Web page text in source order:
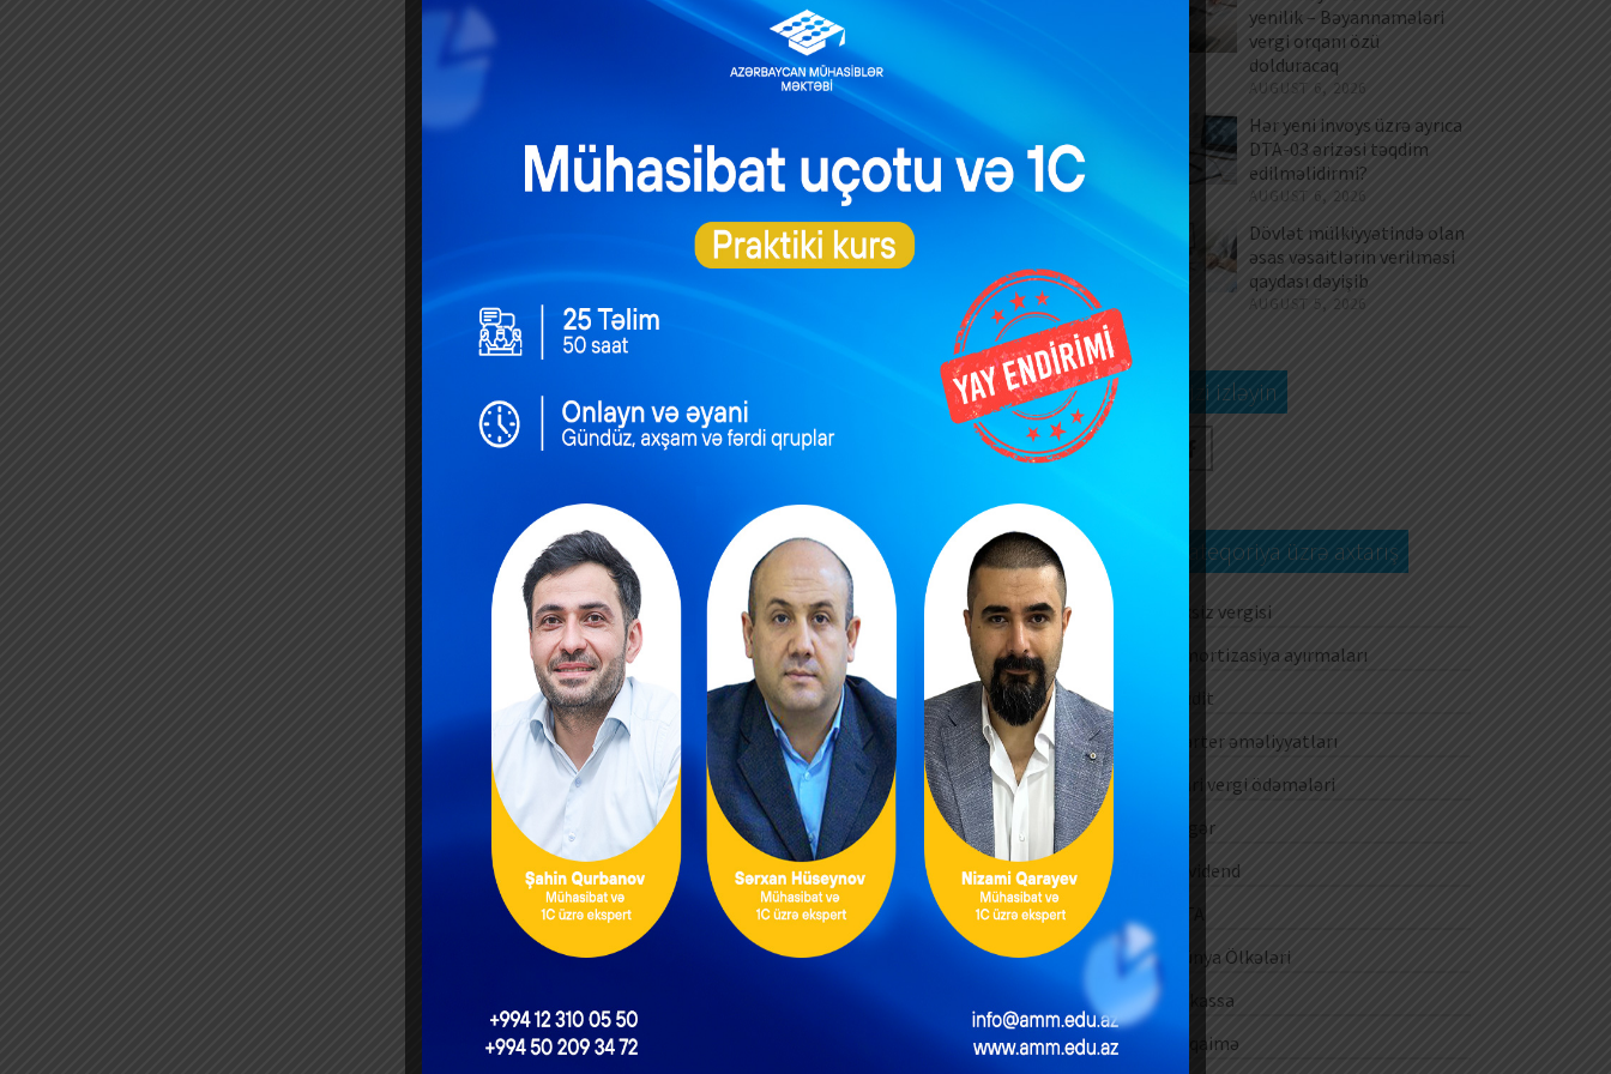
yenilik – Bəyannamələri
vergi orqanı özü
dolduracaq
AUGUST 6, 2026
Hər yeni invoys üzrə ayrıca
DTA-03 ərizəsi təqdim
edilməlidirmi?
AUGUST 6, 2026
Dövlət mülkiyyətində olan
əsas vəsaitlərin verilməsi
qaydası dəyişib
AUGUST 5, 2026
Bizi izləyin
Kateqoriya üzrə axtarış
Aksiz vergisi
Amortizasiya ayırmaları
Audit
Barter əməliyyatları
Cari vergi ödəmələri
Digər
Dividend
Dünya Ölkələri
E-kassa
E-qaimə